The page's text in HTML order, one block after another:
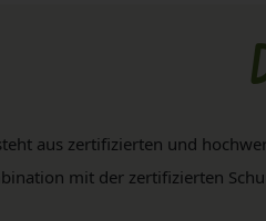
aus zertifizierten und
mit der zertifizierten